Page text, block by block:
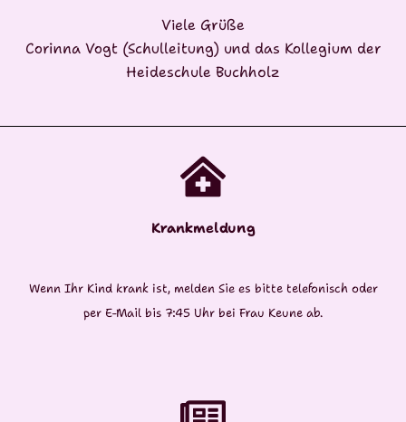
Viele Grüße
Corinna Vogt (Schulleitung) und das Kollegium der
Heideschule Buchholz
Krankmeldung
Wenn Ihr Kind krank ist, melden Sie es bitte telefonisch oder
per E-Mail bis 7:45 Uhr bei Frau Keune ab.